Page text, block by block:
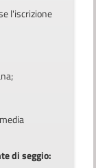
l'iscrizione
di seggio: